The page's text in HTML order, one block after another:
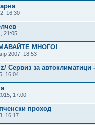
16:30
21:05
МНОГО!
2007, 18:53
Сервиз за
16:04
17:00
проход
16:17